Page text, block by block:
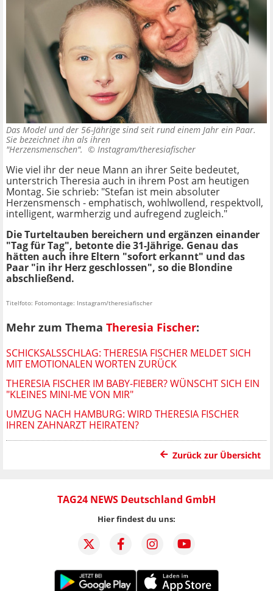
Das Model und der 56-Jährige sind seit rund einem Jahr ein Paar.
Sie bezeichnet ihn als ihren
"Herzensmenschen". © Instagram/theresiafischer
Wie viel ihr der neue Mann an ihrer Seite bedeutet,
unterstrich Theresia auch in ihrem Post am heutigen
Montag. Sie schrieb: "Stefan ist mein absoluter
Herzensmensch - emphatisch, wohlwollend, respektvoll,
intelligent, warmherzig und aufregend zugleich."
Die Turteltauben bereichern und ergänzen einander
"Tag für Tag", betonte die 31-Jährige. Genau das
hätten auch ihre Eltern "sofort erkannt" und das
Paar "in ihr Herz geschlossen", so die Blondine
abschließend.
Titelfoto: Fotomontage: Instagram/theresiafischer
Mehr zum Thema Theresia Fischer:
SCHICKSALSSCHLAG: THERESIA FISCHER MELDET SICH
MIT EMOTIONALEN WORTEN ZURÜCK
THERESIA FISCHER IM BABY-FIEBER? WÜNSCHT SICH EIN
"KLEINES MINI-ME VON MIR"
UMZUG NACH HAMBURG: WIRD THERESIA FISCHER
IHREN ZAHNARZT HEIRATEN?
Zurück zur Übersicht
TAG24 NEWS Deutschland GmbH
Hier findest du uns: